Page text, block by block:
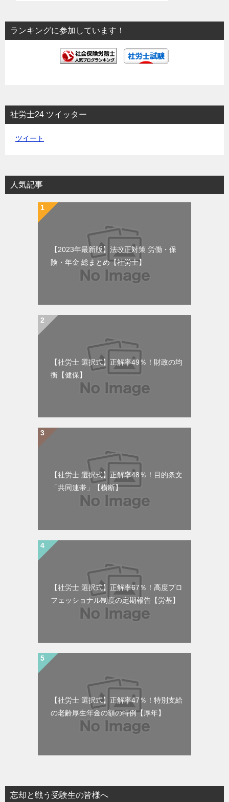
ョ
ン
ランキングに参加しています！
社労士24 ツイッター
ツイート
人気記事
【2023年最新版】法改正対策 労働・保
険・年金 総まとめ【社労士】
【社労士 選択式】正解率49％！財政の均
衡【健保】
【社労士 選択式】正解率48％！目的条文
「共同連帯」【横断】
【社労士 選択式】正解率67％！高度プロ
フェッショナル制度の定期報告【労基】
【社労士 選択式】正解率47％！特別支給
の老齢厚生年金の額の特例【厚年】
忘却と戦う受験生の皆様へ